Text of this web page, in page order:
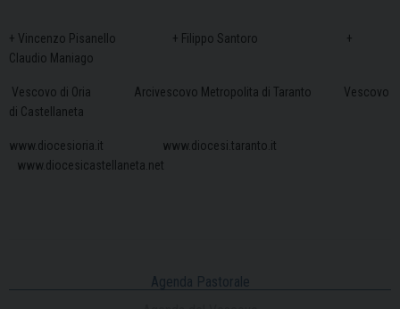
+ Vincenzo Pisanello + Filippo Santoro +
Claudio Maniago
Vescovo di Oria Arcivescovo Metropolita di Taranto Vescovo
di Castellaneta
www.diocesioria.it
www.diocesi.taranto.it
www.diocesicastellaneta.net
Agenda Pastorale